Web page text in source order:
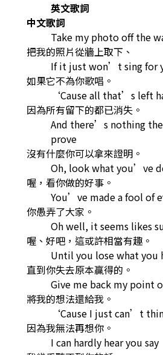
英文歌詞
中文歌詞
Take my photo off the
把我的照片從牆上取下、
If it just won’t sing for
如果它不為你歌唱。
‘Cause all that’s left
因為所有留下的都已消失。
And there’s nothing
prove
沒有什麼你可以拿來證明。
Oh, look what you’ve
喔，看你做的好事。
You’ve made a fool of
你愚弄了大家。
Oh well, it seems likes
喔、好吧，這或許相當有趣。
Until you lose what you
直到你失去原本贏得的。
Give me back my point
將我的想法還給我。
‘Cause I just can’t
因為我無法再想你。
I can hardly hear you say